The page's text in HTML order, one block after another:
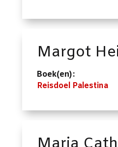
Margot
Boek(en):
Reisdoel Palestina